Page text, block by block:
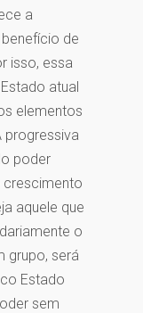
a
de
isso, essa
atual
elementos
progressiva
poder
crescimento
aquele que
o
grupo, será
Estado
sem